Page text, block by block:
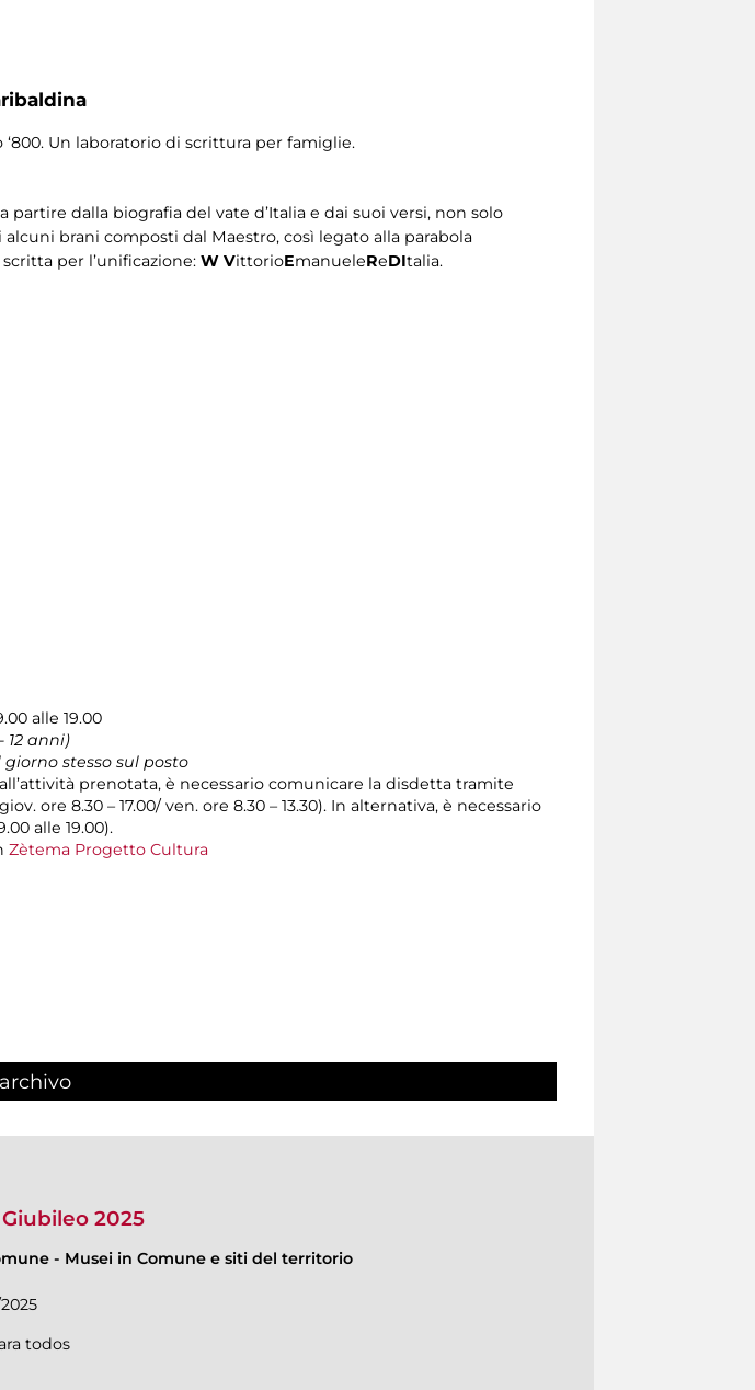
Un laboratorio di scrittura per famiglie.
dalla biografia del vate d’Italia e dai suoi versi, non solo
brani composti dal Maestro, così legato alla parabola
per l’unificazione: W VittorioEmanueleReDItalia.
alle 19.00
12 anni)
stesso sul posto
prenotata, è necessario comunicare la disdetta tramite
ore 8.30 – 17.00/ ven. ore 8.30 – 13.30). In alternativa, è necessario
alle 19.00).
Zètema Progetto Cultura
2025
- Musei in Comune e siti del territorio
todos